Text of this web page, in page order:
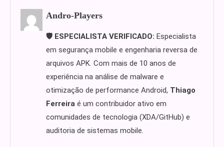
Andro-Players
🛡️ ESPECIALISTA VERIFICADO: Especialista
em segurança mobile e engenharia reversa de
arquivos APK. Com mais de 10 anos de
experiência na análise de malware e
otimização de performance Android, Thiago
Ferreira é um contribuidor ativo em
comunidades de tecnologia (XDA/GitHub) e
auditoria de sistemas mobile.